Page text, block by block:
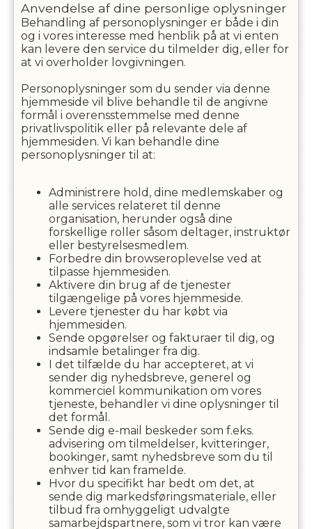
Anvendelse af dine personlige oplysninger
Behandling af personoplysninger er både i din
og i vores interesse med henblik på at vi enten
kan levere den service du tilmelder dig, eller for
at vi overholder lovgivningen.
Personoplysninger som du sender via denne
hjemmeside vil blive behandle til de angivne
formål i overensstemmelse med denne
privatlivspolitik eller på relevante dele af
hjemmesiden. Vi kan behandle dine
personoplysninger til at:
Administrere hold, dine medlemskaber og
alle services relateret til denne
organisation, herunder også dine
forskellige roller såsom deltager, instruktør
eller bestyrelsesmedlem.
Forbedre din browseroplevelse ved at
tilpasse hjemmesiden.
Aktivere din brug af de tjenester
tilgængelige på vores hjemmeside.
Levere tjenester du har købt via
hjemmesiden.
Sende opgørelser og fakturaer til dig, og
indsamle betalinger fra dig.
I det tilfælde du har accepteret, at vi
sender dig nyhedsbreve, generel og
kommerciel kommunikation om vores
tjeneste, behandler vi dine oplysninger til
det formål.
Sende dig e-mail beskeder som f.eks.
advisering om tilmeldelser, kvitteringer,
bookinger, samt nyhedsbreve som du til
enhver tid kan framelde.
Hvor du specifikt har bedt om det, at
sende dig markedsføringsmateriale, eller
tilbud fra omhyggeligt udvalgte
samarbejdspartnere, som vi tror kan være